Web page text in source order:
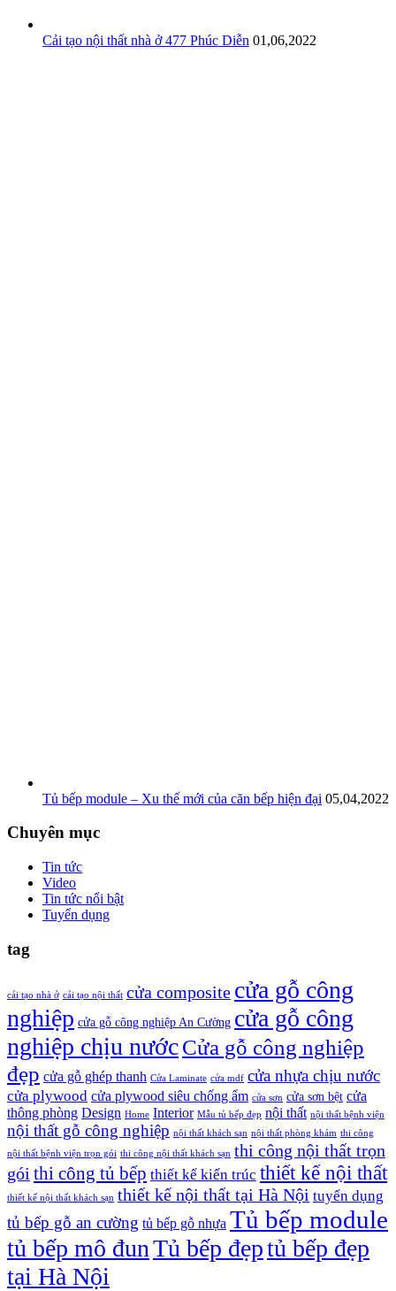
Cải tạo nội thất nhà ở 477 Phúc Diễn 01,06,2022
Tủ bếp module – Xu thế mới của căn bếp hiện đại 05,04,2022
Chuyên mục
Tin tức
Video
Tin tức nổi bật
Tuyển dụng
tag
cải tạo nhà ở cải tạo nội thất cửa composite cửa gỗ công
nghiệp cửa gỗ công nghiệp An Cường cửa gỗ công
nghiệp chịu nướcCửa gỗ công nghiệp
đẹp cửa gỗ ghép thanh Cửa Laminate cửa mdf cửa nhựa chịu nước
cửa plywood cửa plywood siêu chống ẩm cửa sơn cửa sơn bệt cửa
thông phòng Design Home Interior Mẫu tủ bếp đẹp nội thất nội thất bệnh viện
nội thất gỗ công nghiệp nội thất khách sạn nội thất phòng khám thi công
nội thất bệnh viện trọn gói thi công nội thất khách sạn thi công nội thất trọn
gói thi công tủ bếp thiết kế kiến trúc thiết kế nội thất
thiết kế nội thất khách sạn thiết kế nội thất tại Hà Nội tuyển dụng
tủ bếp gỗ an cường tủ bếp gỗ nhựa Tủ bếp module
tủ bếp mô đunTủ bếp đẹptủ bếp đẹp
tại Hà Nội